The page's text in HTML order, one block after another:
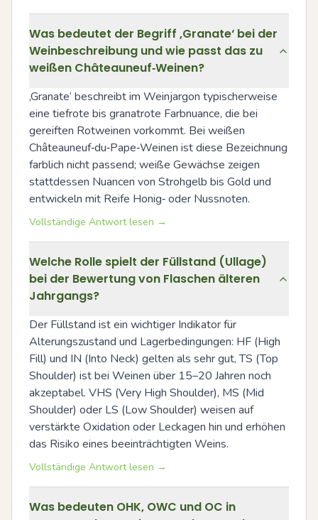
Was bedeutet der Begriff ‚Granate‘ bei der
Weinbeschreibung und wie passt das zu
weißen Châteauneuf‑Weinen?
‚Granate‘ beschreibt im Weinjargon typischerweise
eine tiefrote bis granatrote Farbnuance, die bei
gereiften Rotweinen vorkommt. Bei weißen
Châteauneuf‑du‑Pape‑Weinen ist diese Bezeichnung
farblich nicht passend; weiße Gewächse zeigen
stattdessen Nuancen von Strohgelb bis Gold und
entwickeln mit Reife Honig‑ oder Nussnoten.
Vollständige Antwort lesen →
Welche Rolle spielt der Füllstand (Ullage)
bei der Bewertung von Flaschen älteren
Jahrgangs?
Der Füllstand ist ein wichtiger Indikator für
Alterungszustand und Lagerbedingungen: HF (High
Fill) und IN (Into Neck) gelten als sehr gut, TS (Top
Shoulder) ist bei Weinen über 15–20 Jahren noch
akzeptabel. VHS (Very High Shoulder), MS (Mid
Shoulder) oder LS (Low Shoulder) weisen auf
verstärkte Oxidation oder Leckagen hin und erhöhen
das Risiko eines beeinträchtigten Weins.
Vollständige Antwort lesen →
Was bedeuten OHK, OWC und OC in